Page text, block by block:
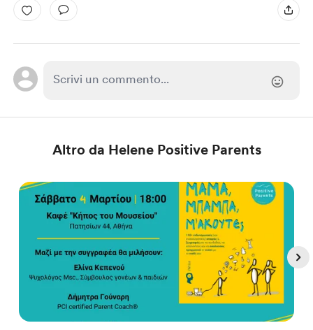
Altro da Helene Positive Parents